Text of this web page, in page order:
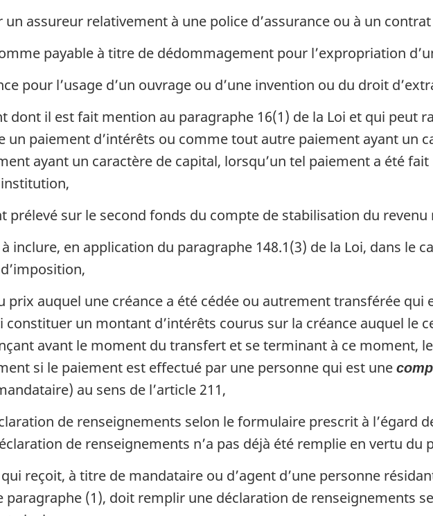
un assureur relativement à une police d’assurance ou à un
payable à titre de dédommagement pour l’expropriation
pour l’usage d’un ouvrage ou d’une invention ou du droit
dont il est fait mention au paragraphe 16(1) de la Loi et qui peut
un paiement d’intérêts ou comme tout autre paiement ayant un
ayant un caractère de capital, lorsqu’un tel paiement a été
prélevé sur le second fonds du compte de stabilisation du revenu
inclure, en application du paragraphe 148.1(3) de la Loi, dans le
prix auquel une créance a été cédée ou autrement transférée qui
constituer un montant d’intérêts courus sur la créance auquel le
avant le moment du transfert et se terminant à ce moment,
si le paiement est effectué par une personne qui est une
au sens de l’article 211,
de renseignements selon le formulaire prescrit à l’égard
de renseignements n’a pas déjà été remplie en vertu du
reçoit, à titre de mandataire ou d’agent d’une personne
paragraphe (1), doit remplir une déclaration de renseignements